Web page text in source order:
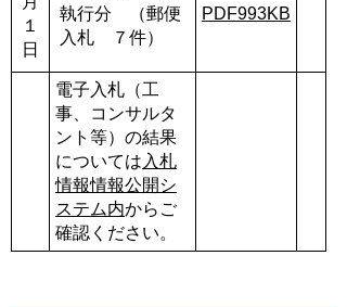
１
日
執行分 （郵便
入札 ７件）
PDF993KB
電子入札（工
事、コンサルタ
ント等）の結果
については 入札
情報情報公開シ
ステム内からご
確認ください。